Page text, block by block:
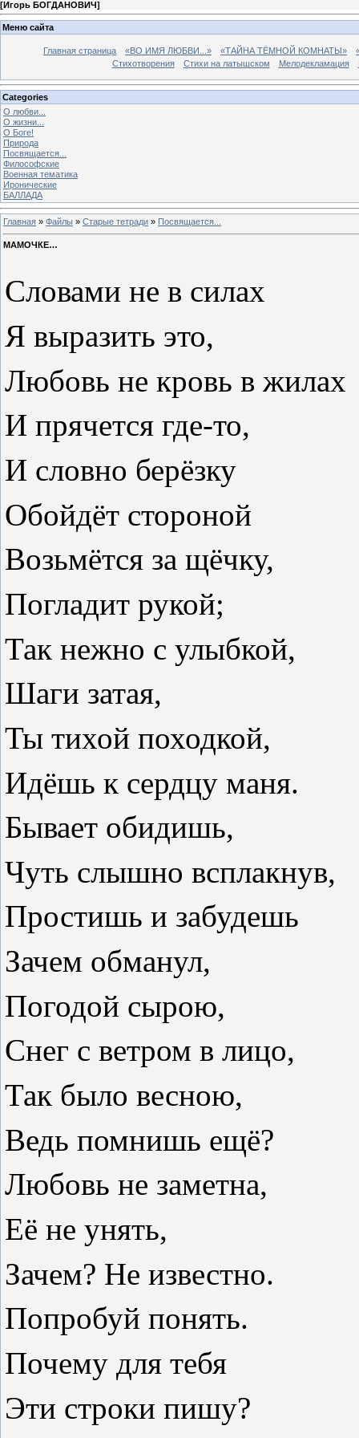
[Игорь БОГДАНОВИЧ]
Меню сайта
Главная страница «ВО ИМЯ ЛЮБВИ...» «ТАЙНА ТЁМНОЙ КОМНАТЫ»
Стихотворения
Стихи на латышском Мелодекламация
Categories
О любви...
О жизни...
О Боге!
Природа
Посвящается...
Философские
Военная тематика
Иронические
БАЛЛАДА
Главная » Файлы » Старые тетради » Посвящается...
МАМОЧКЕ…
Словами не в силах
Я выразить это,
Любовь не кровь в жилах
И прячется где-то,
И словно берёзку
Обойдёт стороной
Возьмётся за щёчку,
Погладит рукой;
Так нежно с улыбкой,
Шаги затая,
Ты тихой походкой,
Идёшь к сердцу маня.
Бывает обидишь,
Чуть слышно всплакнув,
Простишь и забудешь
Зачем обманул,
Погодой сырою,
Снег с ветром в лицо,
Так было весною,
Ведь помнишь ещё?
Любовь не заметна,
Её не унять,
Зачем? Не известно.
Попробуй понять.
Почему для тебя
Эти строки пишу?